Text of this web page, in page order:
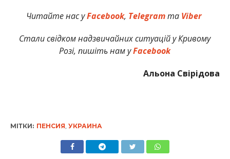
Читайте нас уFacebook, Telegramта Viber
Стали свідком надзвичайних ситуацій у Кривому
Розі, пишіть нам уFacebook
Альона Свірідова
МІТКИ: ПЕНСИЯ, УКРАИНА